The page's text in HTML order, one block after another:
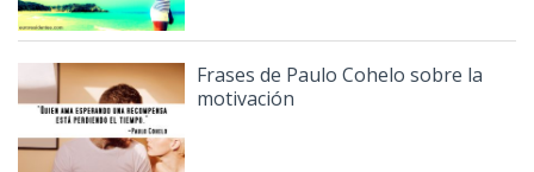
Frases de Paulo Cohelo sobre la
motivación